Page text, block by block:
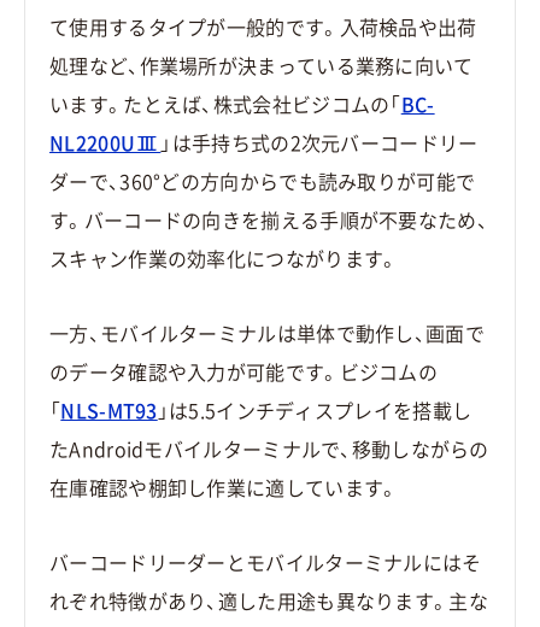
て使用するタイプが一般的です。入荷検品や出荷
処理など、作業場所が決まっている業務に向いて
います。たとえば、株式会社ビジコムの「 BC-
NL2200UⅢ 」は手持ち式の2次元バーコードリー
ダーで、360°どの方向からでも読み取りが可能で
す。バーコードの向きを揃える手順が不要なため、
スキャン作業の効率化につながります。
一方、モバイルターミナルは単体で動作し、画面で
のデータ確認や入力が可能です。ビジコムの
「 NLS-MT93 」は5.5インチディスプレイを搭載し
たAndroidモバイルターミナルで、移動しながらの
在庫確認や棚卸し作業に適しています。
バーコードリーダーとモバイルターミナルにはそ
れぞれ特徴があり、適した用途も異なります。主な